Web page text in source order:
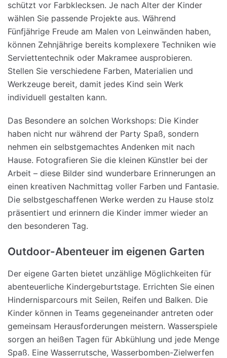
schützt vor Farbklecksen. Je nach Alter der Kinder
wählen Sie passende Projekte aus. Während
Fünfjährige Freude am Malen von Leinwänden haben,
können Zehnjährige bereits komplexere Techniken wie
Serviettentechnik oder Makramee ausprobieren.
Stellen Sie verschiedene Farben, Materialien und
Werkzeuge bereit, damit jedes Kind sein Werk
individuell gestalten kann.
Das Besondere an solchen Workshops: Die Kinder
haben nicht nur während der Party Spaß, sondern
nehmen ein selbstgemachtes Andenken mit nach
Hause. Fotografieren Sie die kleinen Künstler bei der
Arbeit – diese Bilder sind wunderbare Erinnerungen an
einen kreativen Nachmittag voller Farben und Fantasie.
Die selbstgeschaffenen Werke werden zu Hause stolz
präsentiert und erinnern die Kinder immer wieder an
den besonderen Tag.
Outdoor-Abenteuer im eigenen Garten
Der eigene Garten bietet unzählige Möglichkeiten für
abenteuerliche Kindergeburtstage. Errichten Sie einen
Hindernisparcours mit Seilen, Reifen und Balken. Die
Kinder können in Teams gegeneinander antreten oder
gemeinsam Herausforderungen meistern. Wasserspiele
sorgen an heißen Tagen für Abkühlung und jede Menge
Spaß. Eine Wasserrutsche, Wasserbomben-Zielwerfen